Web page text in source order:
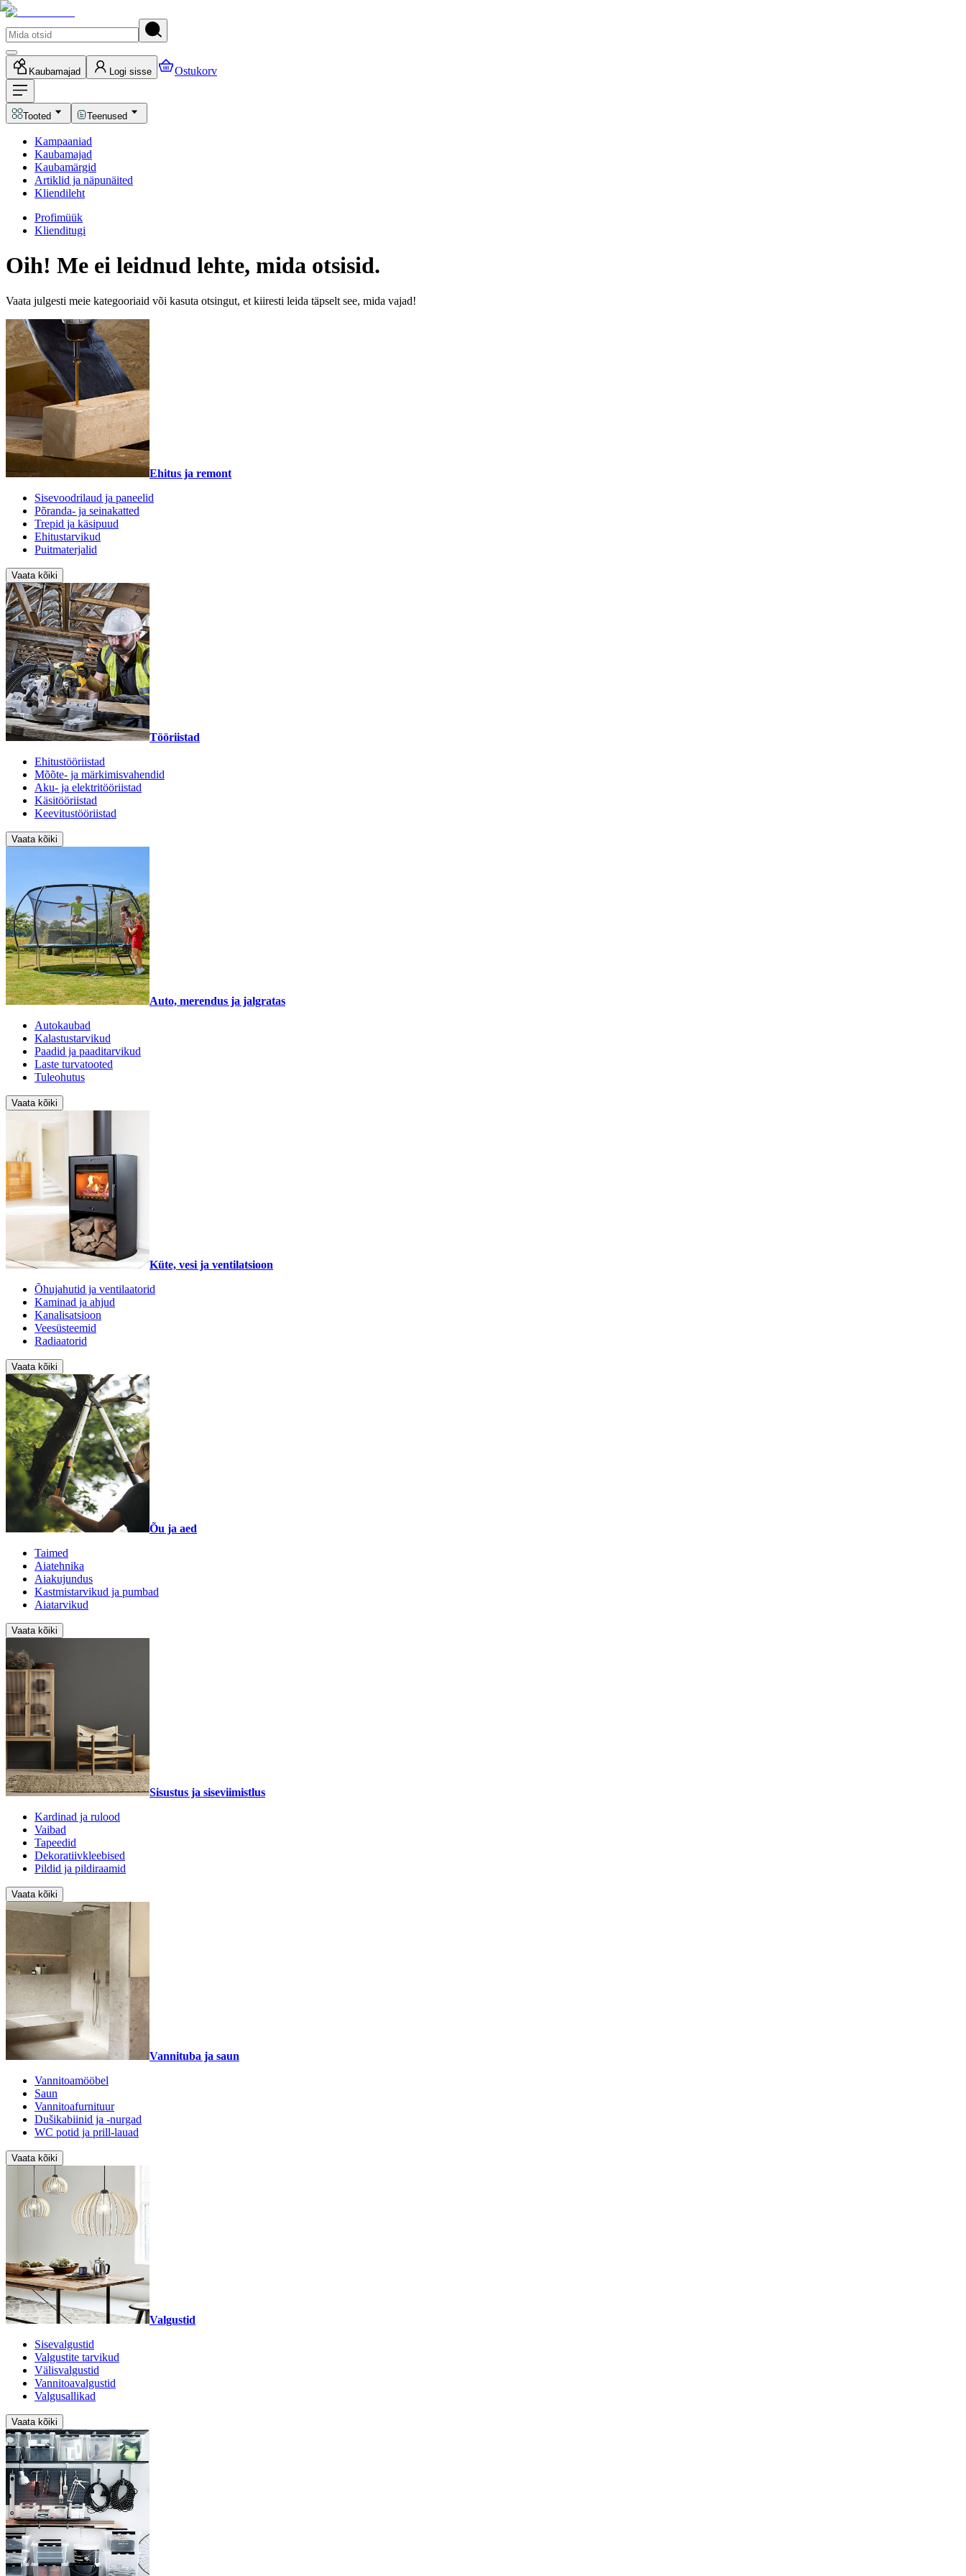
Kaubamajad Logi sisse Ostukorv
Tooted Teenused
Kampaaniad
Kaubamajad
Kaubamärgid
Artiklid ja näpunäited
Kliendileht
Profimüük
Klienditugi
Oih! Me ei leidnud lehte, mida otsisid.
Vaata julgesti meie kategooriaid või kasuta otsingut, et kiiresti leida täpselt see, mida vajad!
Ehitus ja remont
Sisevoodrilaud ja paneelid
Põranda- ja seinakatted
Trepid ja käsipuud
Ehitustarvikud
Puitmaterjalid
Vaata kõiki
Tööriistad
Ehitustööriistad
Mõõte- ja märkimisvahendid
Aku- ja elektritööriistad
Käsitööriistad
Keevitustööriistad
Vaata kõiki
Auto, merendus ja jalgratas
Autokaubad
Kalastustarvikud
Paadid ja paaditarvikud
Laste turvatooted
Tuleohutus
Vaata kõiki
Küte, vesi ja ventilatsioon
Õhujahutid ja ventilaatorid
Kaminad ja ahjud
Kanalisatsioon
Veesüsteemid
Radiaatorid
Vaata kõiki
Õu ja aed
Taimed
Aiatehnika
Aiakujundus
Kastmistarvikud ja pumbad
Aiatarvikud
Vaata kõiki
Sisustus ja siseviimistlus
Kardinad ja rulood
Vaibad
Tapeedid
Dekoratiivkleebised
Pildid ja pildiraamid
Vaata kõiki
Vannituba ja saun
Vannitoamööbel
Saun
Vannitoafurnituur
Dušikabiinid ja -nurgad
WC potid ja prill-lauad
Vaata kõiki
Valgustid
Sisevalgustid
Valgustite tarvikud
Välisvalgustid
Vannitoavalgustid
Valgusallikad
Vaata kõiki